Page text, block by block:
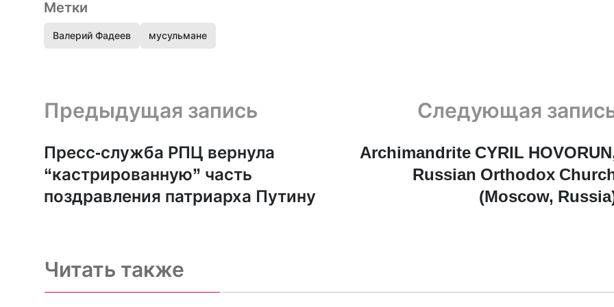
Метки
Валерий Фадеев мусульмане
Предыдущая запись и следующая запись
Предыдущая запись
Пресс-служба РПЦ вернула
“кастрированную” часть
поздравления патриарха Путину
Следующая
Archimandrite CYRIL
Russian Orthodox
(Moscow,
Читать также